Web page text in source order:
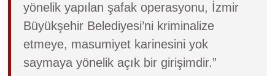
yönelik yapılan şafak operasyonu, İzmir
Büyükşehir Belediyesi’ni kriminalize
etmeye, masumiyet karinesini yok
saymaya yönelik açık bir girişimdir.”